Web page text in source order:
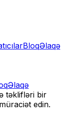
BloqƏlaqə
Əlaqə
təklifləri bir
edin.